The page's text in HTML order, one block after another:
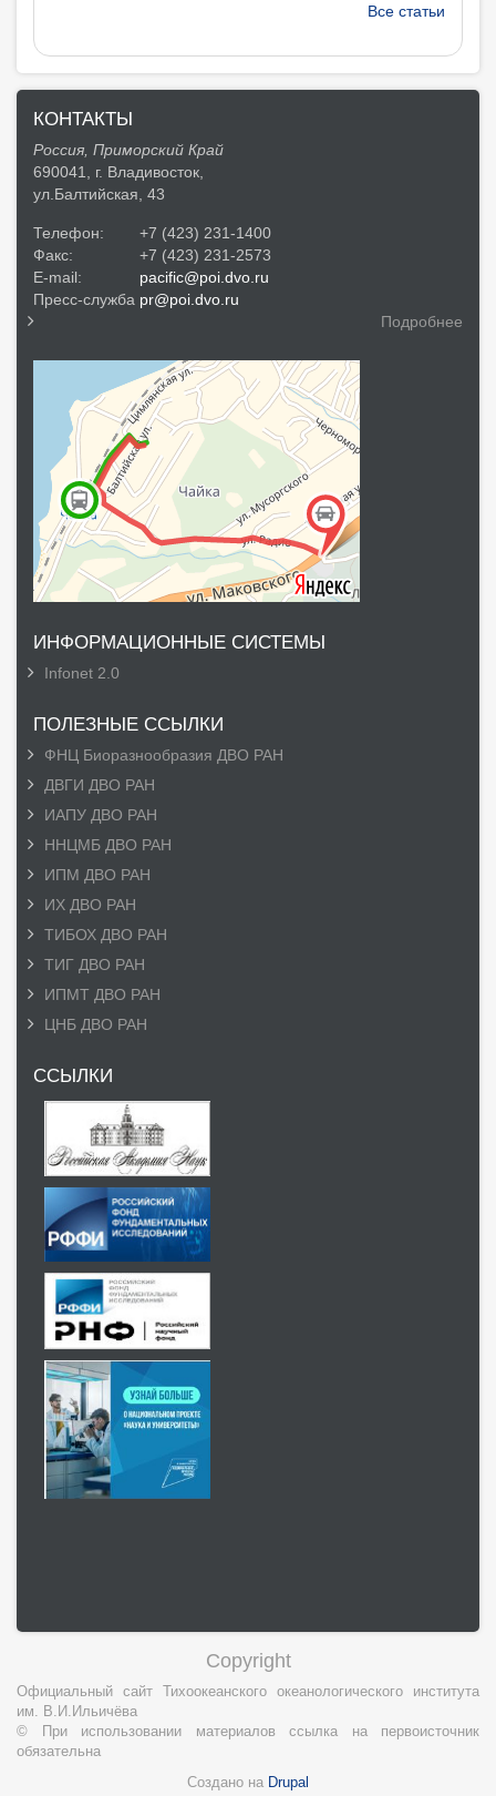
Все статьи
КОНТАКТЫ
Россия, Приморский Край
690041, г. Владивосток,
ул.Балтийская, 43
Телефон:
+7 (423) 231-1400
Факс:
+7 (423) 231-2573
E-mail:
pacific@poi.dvo.ru
Пресс-служба pr@poi.dvo.ru
Подробнее
ИНФОРМАЦИОННЫЕ СИСТЕМЫ
Infonet 2.0
ПОЛЕЗНЫЕ ССЫЛКИ
ФНЦ Биоразнообразия ДВО РАН
ДВГИ ДВО РАН
ИАПУ ДВО РАН
ННЦМБ ДВО РАН
ИПМ ДВО РАН
ИХ ДВО РАН
ТИБОХ ДВО РАН
ТИГ ДВО РАН
ИПМТ ДВО РАН
ЦНБ ДВО РАН
ССЫЛКИ
Copyright
Официальный сайт Тихоокеанского океанологического института
им. В.И.Ильичёва
© При использовании материалов ссылка на первоисточник
обязательна
Создано на Drupal